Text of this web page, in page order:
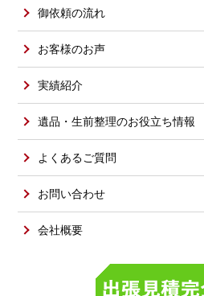
御依頼の流れ
お客様のお声
実績紹介
遺品・生前整理のお役立ち情報
よくあるご質問
お問い合わせ
会社概要